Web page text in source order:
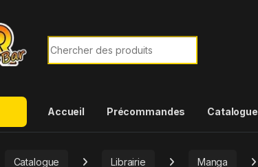
Recherche de :
Accueil Précommandes Catalogue
Catalogue Librairie Manga